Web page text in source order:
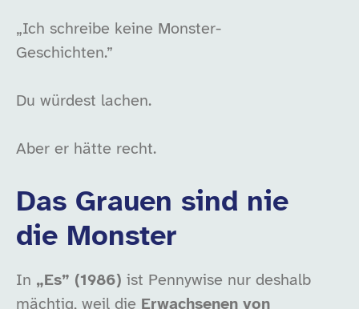
„Ich schreibe keine Monster-
Geschichten.”
Du würdest lachen.
Aber er hätte recht.
Das Grauen sind nie
die Monster
In „Es” (1986) ist Pennywise nur deshalb
mächtig, weil die Erwachsenen von